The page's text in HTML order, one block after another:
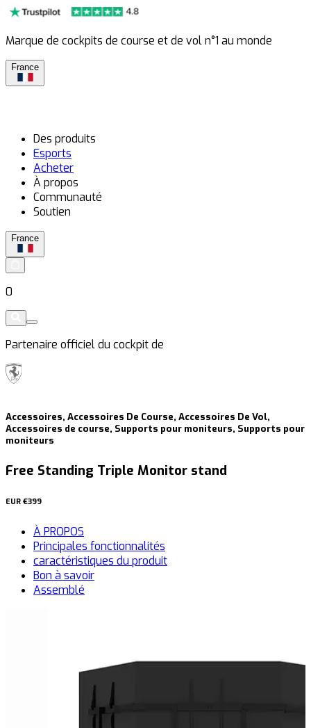
Marque de cockpits de course et de vol n°1 au monde
France
Des produits
Esports
Acheter
À propos
Communauté
Soutien
France
0
Partenaire officiel du cockpit de
Accessoires, Accessoires De Course, Accessoires De Vol,
Accessoires de course, Supports pour moniteurs, Supports pour
moniteurs
Free Standing Triple Monitor stand
EUR €399
À PROPOS
Principales fonctionnalités
caractéristiques du produit
Bon à savoir
Assemblé